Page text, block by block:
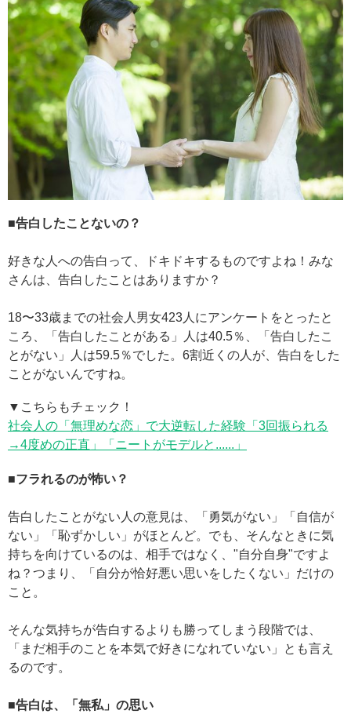
■告白したことないの？
好きな人への告白って、ドキドキするものですよね！みな
さんは、告白したことはありますか？
18〜33歳までの社会人男女423人にアンケートをとったと
ころ、「告白したことがある」人は40.5％、「告白したこ
とがない」人は59.5％でした。6割近くの人が、告白をした
ことがないんですね。
▼こちらもチェック！
社会人の「無理めな恋」で大逆転した経験「3回振られる
→4度めの正直」「ニートがモデルと......」
■フラれるのが怖い？
告白したことがない人の意見は、「勇気がない」「自信が
ない」「恥ずかしい」がほとんど。でも、そんなときに気
持ちを向けているのは、相手ではなく、"自分自身"ですよ
ね？つまり、「自分が恰好悪い思いをしたくない」だけの
こと。
そんな気持ちが告白するよりも勝ってしまう段階では、
「まだ相手のことを本気で好きになれていない」とも言え
るのです。
■告白は、「無私」の思い